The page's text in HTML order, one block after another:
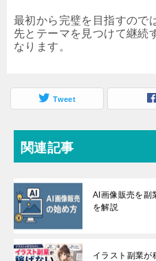
最初から完璧を目指すので
先とテーマを見つけて継続
なります。
Tweet
関連記事
AI画像販売を副
を解説
イラスト副業が